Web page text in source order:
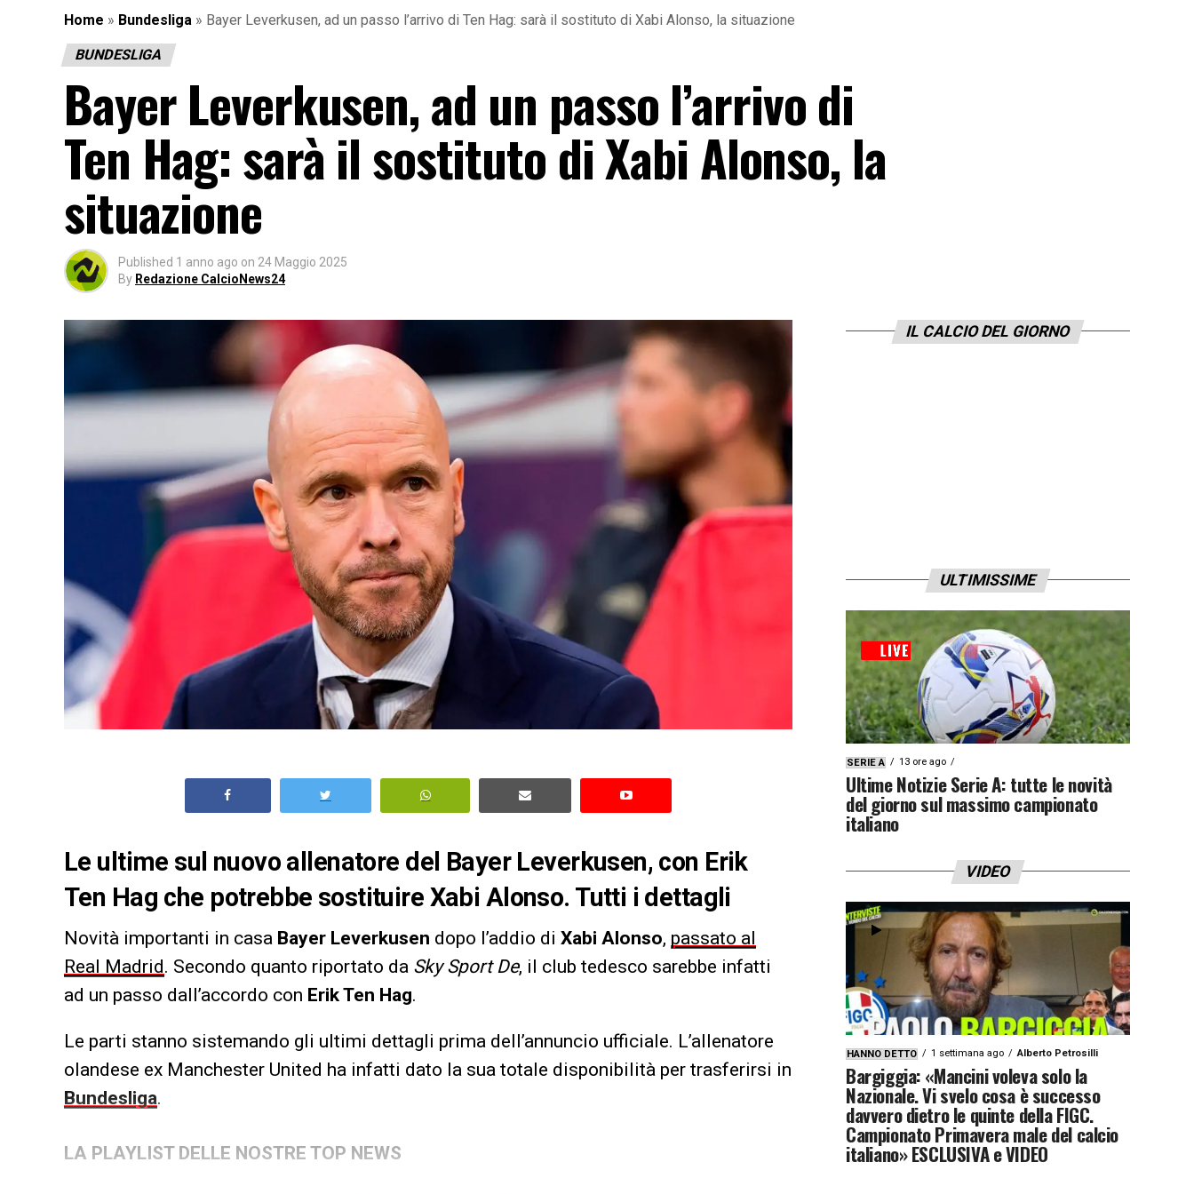
Home » Bundesliga » Bayer Leverkusen, ad un passo l’arrivo di Ten Hag: sarà il sostituto di Xabi Alonso, la situazione
BUNDESLIGA
Bayer Leverkusen, ad un passo l’arrivo di
Ten Hag: sarà il sostituto di Xabi Alonso, la
situazione
Published 1 anno ago on 24 Maggio 2025
By Redazione CalcioNews24
Le ultime sul nuovo allenatore del Bayer Leverkusen, con Erik
Ten Hag che potrebbe sostituire Xabi Alonso. Tutti i dettagli
Novità importanti in casa Bayer Leverkusen dopo l’addio di Xabi Alonso, passato al
Real Madrid. Secondo quanto riportato da Sky Sport De, il club tedesco sarebbe infatti
ad un passo dall’accordo con Erik Ten Hag.
Le parti stanno sistemando gli ultimi dettagli prima dell’annuncio ufficiale. L’allenatore
olandese ex Manchester United ha infatti dato la sua totale disponibilità per trasferirsi in
Bundesliga.
LA PLAYLIST DELLE NOSTRE TOP NEWS
IL CALCIO DEL GIORNO
ULTIMISSIME
SERIE A 13 ore ago
Ultime Notizie Serie A: tutte le novità
del giorno sul massimo campionato
italiano
VIDEO
HANNO DETTO 1 settimana ago Alberto Petrosilli
Bargiggia: «Mancini voleva solo la
Nazionale. Vi svelo cosa è successo
davvero dietro le quinte della FIGC.
Campionato Primavera male del calcio
italiano» ESCLUSIVA e VIDEO